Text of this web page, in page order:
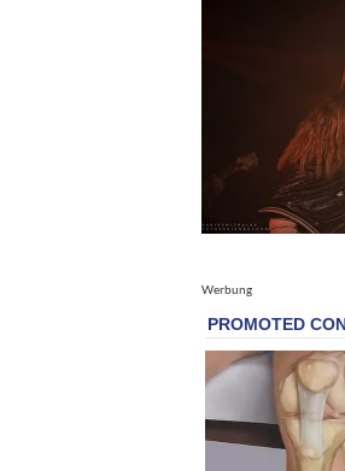
Werbung